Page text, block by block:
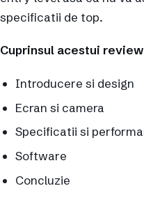
specificatii de top.
Cuprinsul acestui
Introducere si design
Ecran si camera
Specificatii si
Software
Concluzie